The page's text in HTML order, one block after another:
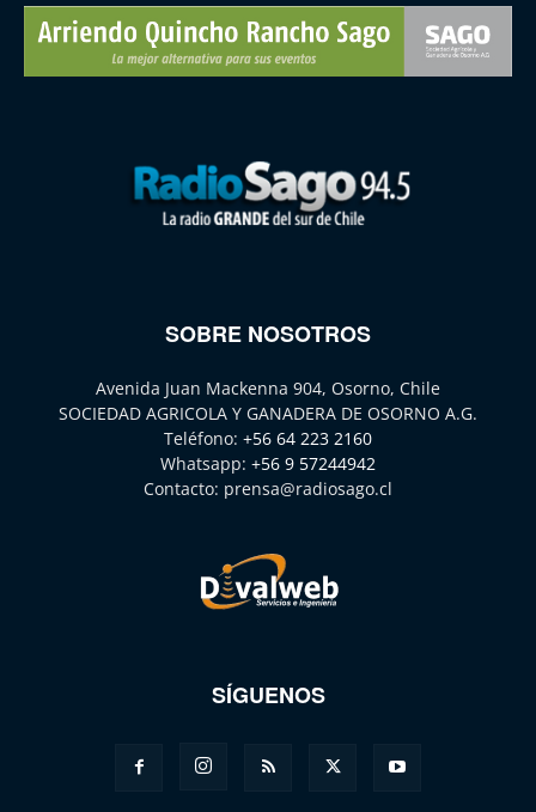
SOBRE NOSOTROS
Avenida Juan Mackenna 904, Osorno, Chile
SOCIEDAD AGRICOLA Y GANADERA DE OSORNO A.G.
Teléfono: +56 64 223 2160
Whatsapp: +56 9 57244942
Contacto: prensa@radiosago.cl
SÍGUENOS